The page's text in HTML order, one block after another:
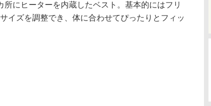
にヒーターを内蔵したベスト。基本的にはフリ
イズを調整でき、体に合わせてぴったりとフィッ